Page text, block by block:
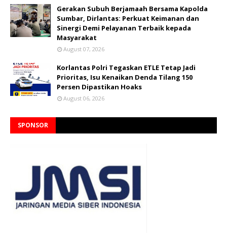
Gerakan Subuh Berjamaah Bersama Kapolda
Sumbar, Dirlantas: Perkuat Keimanan dan
Sinergi Demi Pelayanan Terbaik kepada
Masyarakat
August 07, 2026
Korlantas Polri Tegaskan ETLE Tetap Jadi
Prioritas, Isu Kenaikan Denda Tilang 150
Persen Dipastikan Hoaks
August 06, 2026
SPONSOR